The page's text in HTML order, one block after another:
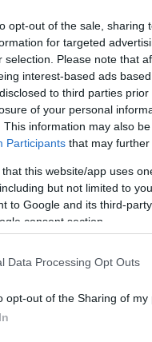
opt-out of the sale,
for targeted
selection. Please note that
interest-based ads
to third parties
of your personal
This information may also
Participants that may further
that this website/app uses
but not limited to
to Google and its third-
consent section.
Data Processing Opt Outs
opt-out of the Sharing of my
Αλιβερίου, οι
με στόχο τη
τμήμα του